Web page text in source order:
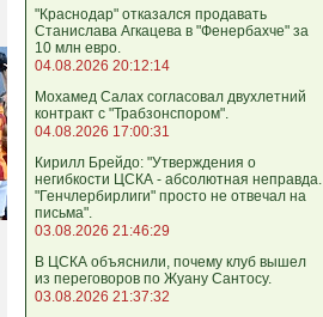
"Краснодар" отказался продавать
Станислава Агкацева в "Фенербахче" за
10 млн евро.
04.08.2026 20:12:14
Мохамед Салах согласовал двухлетний
контракт с "Трабзонспором".
04.08.2026 17:00:31
Кирилл Брейдо: "Утверждения о
негибкости ЦСКА - абсолютная неправда.
"Генчлербирлиги" просто не отвечал на
письма".
03.08.2026 21:46:29
В ЦСКА объяснили, почему клуб вышел
из переговоров по Жуану Сантосу.
03.08.2026 21:37:32